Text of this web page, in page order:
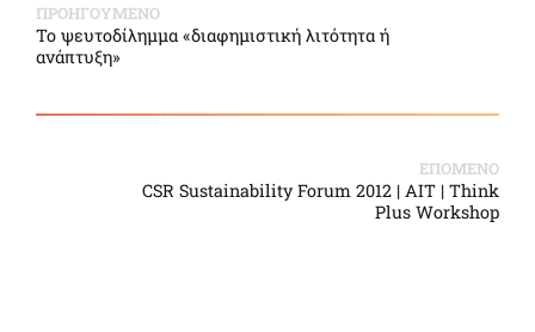
ΠΡΟΗΓΟΥΜΕΝΟ
To ψευτοδίλημμα «διαφημιστική λιτότητα ή
ανάπτυξη»
ΕΠΟΜΕΝΟ
CSR Sustainability Forum 2012 | AIT | Think
Plus Workshop